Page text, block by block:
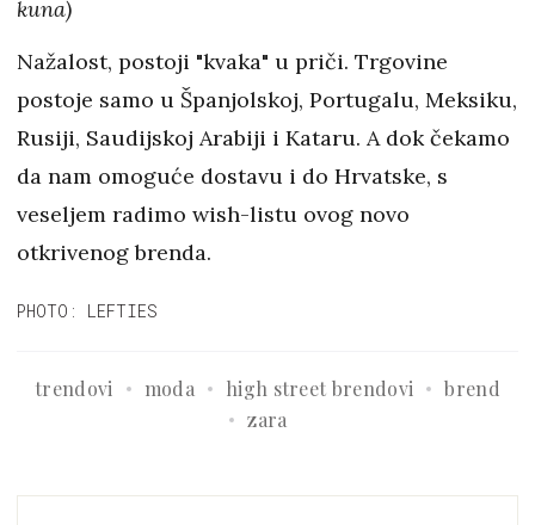
kuna)
Nažalost, postoji "kvaka" u priči. Trgovine
postoje samo u Španjolskoj, Portugalu, Meksiku,
Rusiji, Saudijskoj Arabiji i Kataru. A dok čekamo
da nam omoguće dostavu i do Hrvatske, s
veseljem radimo wish-listu ovog novo
otkrivenog brenda.
PHOTO: LEFTIES
trendovi moda high street brendovi
brend
zara